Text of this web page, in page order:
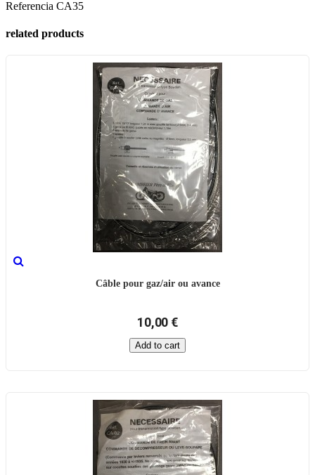
Referencia CA35
related products
Câble pour gaz/air ou avance
10,00 €
Add to cart